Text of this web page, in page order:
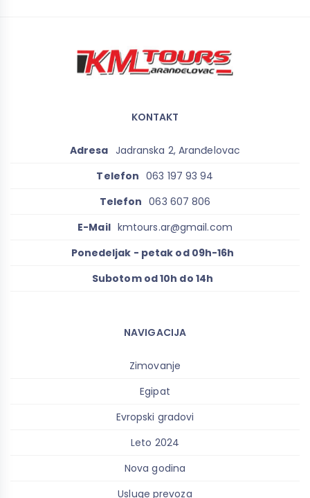
KONTAKT
Adresa Jadranska 2, Aranđelovac
Telefon 063 197 93 94
Telefon 063 607 806
E-Mail kmtours.ar@gmail.com
Ponedeljak - petak od 09h-16h
Subotom od 10h do 14h
NAVIGACIJA
Zimovanje
Egipat
Evropski gradovi
Leto 2024
Nova godina
Usluge prevoza